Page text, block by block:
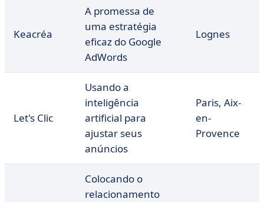
Keacréa
A promessa de
uma estratégia
eficaz do Google
AdWords
Lognes
Let's Clic
Usando a
inteligência
artificial para
ajustar seus
anúncios
Paris, Aix-
en-
Provence
Colocando o
relacionamento